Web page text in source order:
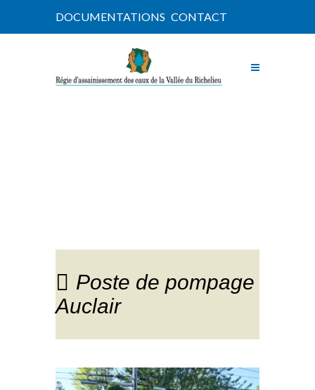
DOCUMENTATIONS CONTACT
Poste de pompage
Auclair